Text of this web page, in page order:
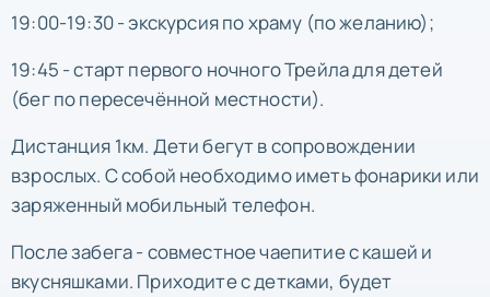
19:00-19:30 - экскурсия по храму (по желанию);
19:45 - старт первого ночного Трейла для детей
(бег по пересечённой местности).
Дистанция 1км. Дети бегут в сопровождении
взрослых. С собой необходимо иметь фонарики или
заряженный мобильный телефон.
После забега - совместное чаепитие с кашей и
вкусняшками. Приходите с детками, будет